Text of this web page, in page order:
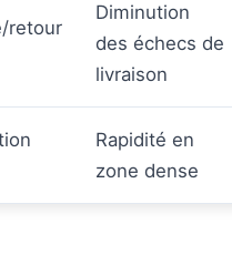
retour
Diminution
des échecs de
livraison
Rapidité en
zone dense